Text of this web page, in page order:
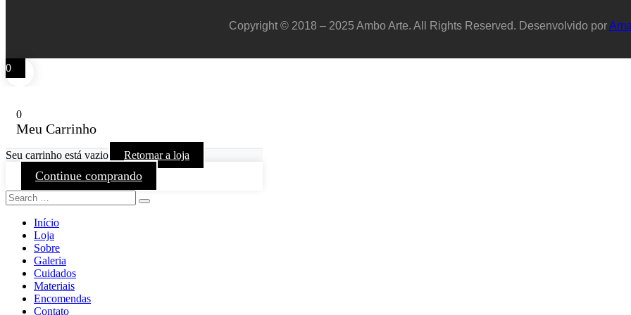
Copyright © 2018 – 2025 Ambo Arte. All Rights Reserved. Desenvolvido por
0
0
Meu Carrinho
Seu carrinho está vazio Retornar a loja
Continue comprando
Início
Loja
Sobre
Galeria
Cuidados
Materiais
Encomendas
Contato